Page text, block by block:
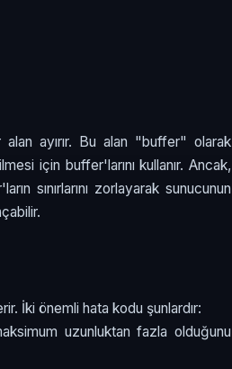
ayırır. Bu alan "buffer" olarak
için buffer'larını kullanır. Ancak,
sınırlarını zorlayarak sunucunun
İki önemli hata kodu şunlardır:
uzunluktan fazla olduğunu